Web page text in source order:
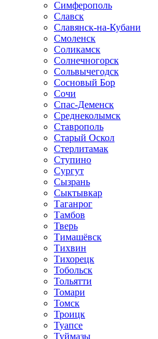
Симферополь
Славск
Славянск-на-Кубани
Смоленск
Соликамск
Солнечногорск
Сольвычегодск
Сосновый Бор
Сочи
Спас-Деменск
Среднеколымск
Ставрополь
Старый Оскол
Стерлитамак
Ступино
Сургут
Сызрань
Сыктывкар
Таганрог
Тамбов
Тверь
Тимашёвск
Тихвин
Тихорецк
Тобольск
Тольятти
Томари
Томск
Троицк
Туапсе
Туймазы